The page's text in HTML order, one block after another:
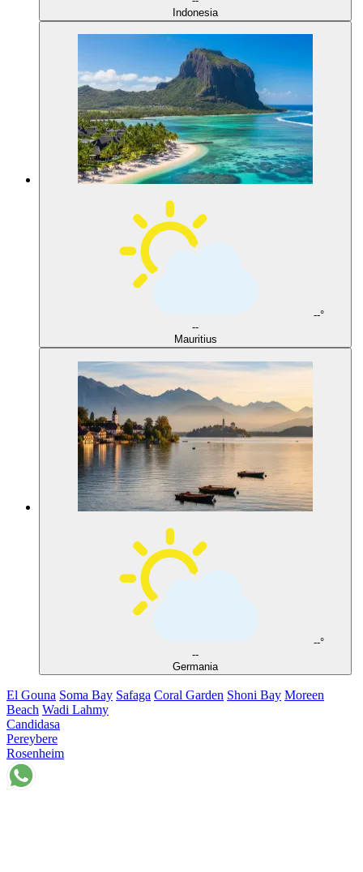
Indonesia
--°
--
Mauritius
--°
--
Germania
El Gouna Soma Bay Safaga Coral Garden Shoni Bay Moreen
Beach Wadi Lahmy
Candidasa
Pereybere
Rosenheim